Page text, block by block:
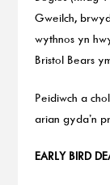
Gweilch,
wythnos yn
Bristol Bears
Peidiwch a
arian gyda’n
EARLY BIRD